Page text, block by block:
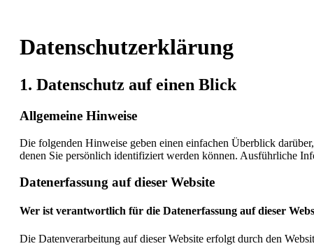
Datenschutz­erklärung
1. Datenschutz auf einen Blick
Allgemeine Hinweise
Die folgenden Hinweise geben einen einfachen Überblick
denen Sie persönlich identifiziert werden können. Ausführliche
Datenerfassung auf dieser Website
Wer ist verantwortlich für die Datenerfassung auf dieser
Die Datenverarbeitung auf dieser Website erfolgt durch den